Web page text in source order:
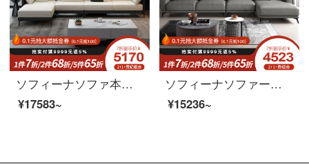
ソフィーナソファ本革ソファ北欧布芸ソファーは、シンプルでモダンなサイズの部屋型L字型の回転角セットソファーのシングルルームです。
¥17583~
ソフィーナソファーの科学技術布のソファーは簡単に現代客間の北欧風の三人の布芸ソファーの小さい部屋型ソファーのシングル席を予約します。
¥15236~